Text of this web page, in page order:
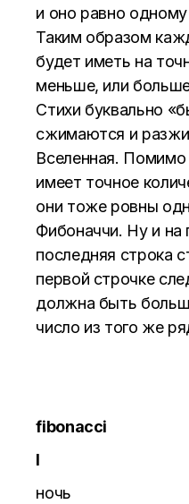
и оно равно
Таким образом
будет иметь на
меньше, или
Стихи буквально
сжимаются и
Вселенная.
имеет точное
они тоже ровны
Фибоначчи. Ну и на
последняя строка
первой строчке
должна быть
число из того же
fibonacci
I
ночь